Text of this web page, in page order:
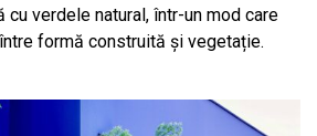
cu verdele natural, într-un mod care
formă construită și vegetație.